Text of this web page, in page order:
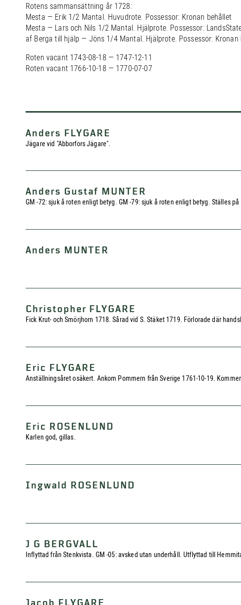
Rotens sammansättning år 1728:
Mesta — Erik 1/2 Mantal. Huvudrote. Possessor: Kronan behållet
Mesta — Lars och Nils 1/2 Mantal. Hjälprote. Possessor:
af Berga till hjälp — Jöns 1/4 Mantal. Hjälprote. Possessor: Kronan
Roten vacant 1743-08-18 — 1747-12-11
Roten vacant 1766-10-18 — 1770-07-07
Anders FLYGARE
Jägare vid "Abborfors Jägare".
Anders Gustaf MUNTER
GM -72: sjuk å roten enligt betyg. GM -79: sjuk å roten enligt betyg. Ställes
Anders MUNTER
Christopher FLYGARE
Fick Krut- och Smörjhorn 1718. Sårad vid S. Stäket 1719. Förlorade där
Eric FLYGARE
Anställningsåret osäkert. Ankom Pommern från Sverige 1761-10-19.
Eric ROSENLUND
Karlen god, gillas.
Ingwald ROSENLUND
J G BERGVALL
Inflyttad från Stenkvista. GM -05: avsked utan underhåll. Utflyttad till